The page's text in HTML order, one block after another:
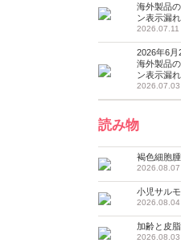
海外製品
ン表示漏れ
2026.07.11
2026年6月
海外製品
ン表示漏れ
2026.07.03
読み物
褐色細胞
2026.08.07
小児サル
2026.08.04
加齢と皮
2026.08.03